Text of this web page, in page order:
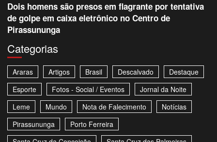
Dois homens são presos em flagrante por tentativa
de golpe em caixa eletrônico no Centro de
Pirassununga
Categorias
Araras Artigos Brasil Descalvado
Destaque
Esporte
Fotos - Social / Eventos
Jornal da Noite
Leme
Mundo Nota de Falecimento
Notícias
Pirassununga
Porto Ferreira